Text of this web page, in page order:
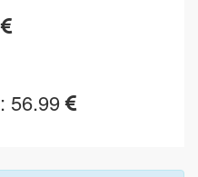
56.99